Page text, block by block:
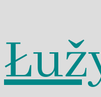
Zum
Inhalt
springen